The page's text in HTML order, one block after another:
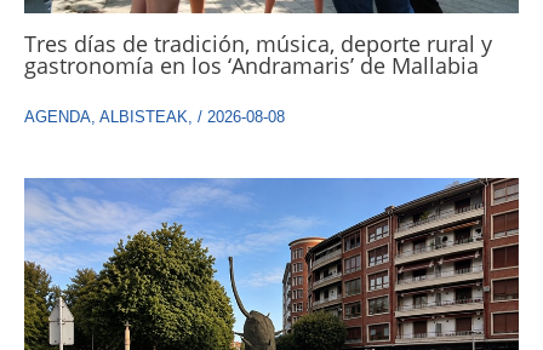
Tres días de tradición, música, deporte rural y
gastronomía en los ‘Andramaris’ de Mallabia
AGENDA ALBISTEAK / 2026-08-08